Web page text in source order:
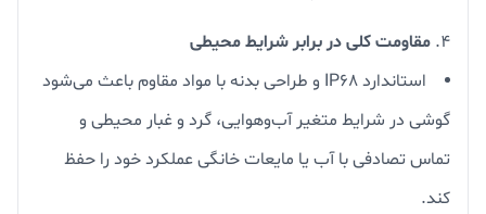
مقاومت کلی در برابر شرایط محیطی
استاندارد IP68 و طراحی بدنه با مواد مقاوم باعث می‌شود
گوشی در شرایط متغیر آب‌وهوایی، گرد و غبار محیطی و
تماس تصادفی با آب یا مایعات خانگی عملکرد خود را حفظ
کند.